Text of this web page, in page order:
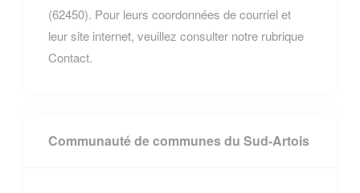
(62450). Pour leurs coordonnées de courriel et
leur site internet, veuillez consulter notre rubrique
Contact.
Communauté de communes du Sud-Artois